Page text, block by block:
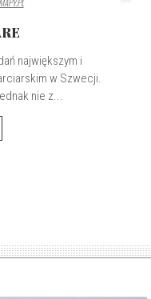
największym i
w Szwecji.
nie z...